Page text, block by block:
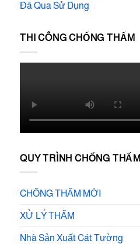
Đã Qua Sử Dụng
THI CÔNG CHỐNG THẤM
QUY TRÌNH CHỐNG THẤM
CHỐNG THẤM MỚI
XỬ LÝ THẤM
Nhà Sản Xuất Cát Tường